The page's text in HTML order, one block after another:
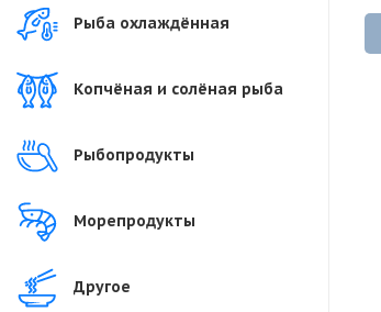
Рыба охлаждённая
Копчёная и солёная рыба
Рыбопродукты
Морепродукты
Другое